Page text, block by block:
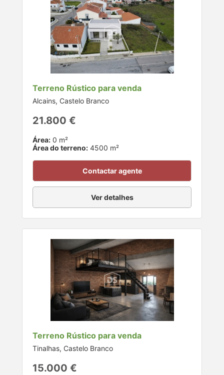
Terreno Rústico para venda
Alcains, Castelo Branco
21.800 €
Área: 0 m²
Área do terreno: 4500 m²
Contactar agente
Ver detalhes
Terreno Rústico para venda
Tinalhas, Castelo Branco
15.000 €